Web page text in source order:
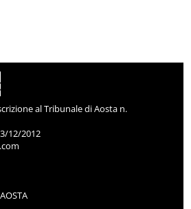
al Tribunale di Aosta n.
12/2012